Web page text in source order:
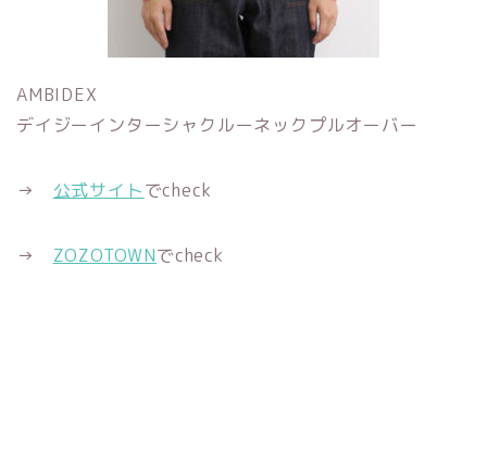
AMBIDEX
デイジーインターシャクルーネックプルオーバー
→ 公式サイトでcheck
→ ZOZOTOWNでcheck